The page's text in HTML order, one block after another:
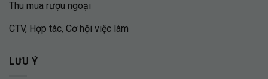
Thu mua rượu ngoại
CTV, Hợp tác, Cơ hội việc làm
LƯU Ý